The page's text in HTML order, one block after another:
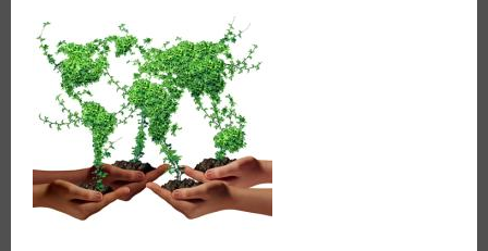
LA
NAVEGACIÓN